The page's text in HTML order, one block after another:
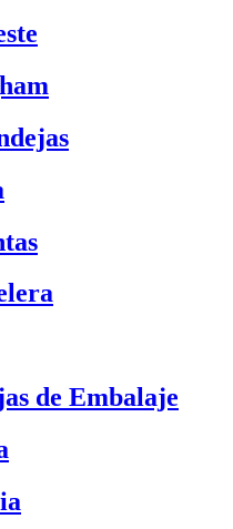
de Embalaje